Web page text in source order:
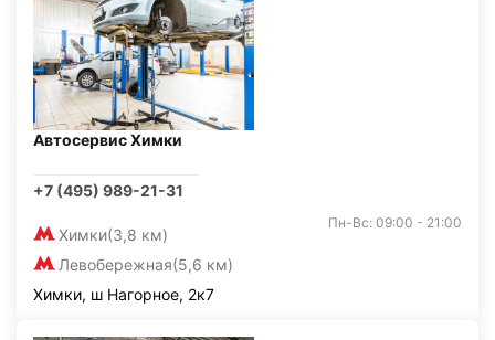
Автосервис Химки
+7 (495) 989-21-31
Химки(3,8 км)
Левобережная(5,6 км)
Пн-Вс: 09:00 - 21:00
Химки, ш Нагорное, 2к7